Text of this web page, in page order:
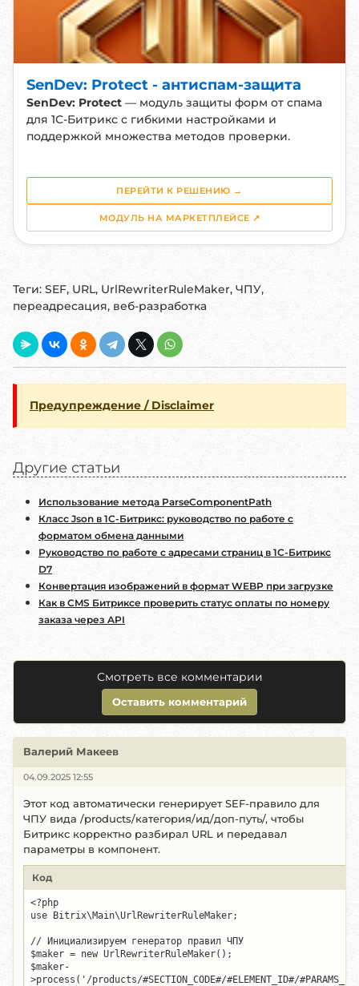
SenDev: Protect - антиспам-защита
SenDev: Protect — модуль защиты форм от спама
для 1С-Битрикс с гибкими настройками и
поддержкой множества методов проверки.
ПЕРЕЙТИ К РЕШЕНИЮ →
МОДУЛЬ НА МАРКЕТПЛЕЙСЕ ↗
Теги: SEF, URL, UrlRewriterRuleMaker, ЧПУ,
переадресация, веб-разработка
Предупреждение / Disclaimer
Другие статьи
Использование метода ParseComponentPath
Класс Json в 1С-Битрикс: руководство по работе с
форматом обмена данными
Руководство по работе с адресами страниц в 1С-Битрикс
D7
Конвертация изображений в формат WEBP при загрузке
Как в CMS Битриксе проверить статус оплаты по номеру
заказа через API
Смотреть все комментарии
Оставить комментарий
Валерий Макеев
04.09.2025 12:55
Этот код автоматически генерирует SEF-правило для
ЧПУ вида /products/категория/ид/доп-путь/, чтобы
Битрикс корректно разбирал URL и передавал
параметры в компонент.
Код
<?php
use Bitrix\Main\UrlRewriterRuleMaker;
// Инициализируем генератор правил ЧПУ
$maker = new UrlRewriterRuleMaker();
$maker-
>process('/products/#SECTION_CODE#/#ELEMENT_ID#/